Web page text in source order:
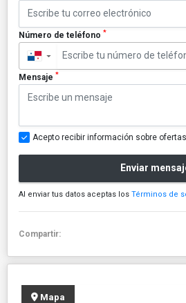
Número de teléfono *
▼
Mensaje *
Acepto recibir información sobre
Enviar
Al enviar tus datos aceptas los Términos de
Compartir:
Mapa